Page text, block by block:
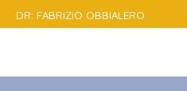
DR: FABRIZIO OBBIALERO